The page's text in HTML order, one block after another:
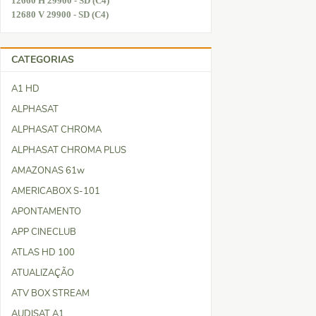
12680 V 29900 - SD (C4)
CATEGORIAS
A1 HD
ALPHASAT
ALPHASAT CHROMA
ALPHASAT CHROMA PLUS
AMAZONAS 61w
AMERICABOX S-101
APONTAMENTO
APP CINECLUB
ATLAS HD 100
ATUALIZAÇÃO
ATV BOX STREAM